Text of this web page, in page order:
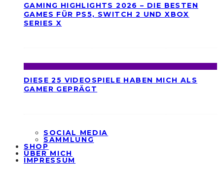
GAMING HIGHLIGHTS 2026 – DIE BESTEN
GAMES FÜR PS5, SWITCH 2 UND XBOX
SERIES X
DIESE 25 VIDEOSPIELE HABEN MICH ALS
GAMER GEPRÄGT
SOCIAL MEDIA
SAMMLUNG
SHOP
ÜBER MICH
IMPRESSUM